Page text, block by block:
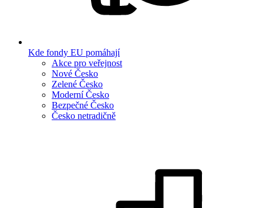
Kde fondy EU pomáhají
Akce pro veřejnost
Nové Česko
Zelené Česko
Moderní Česko
Bezpečné Česko
Česko netradičně